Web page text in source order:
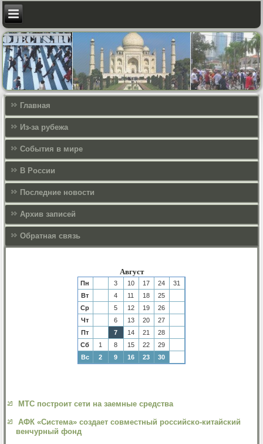
Главная
Из-за рубежа
События в мире
В России
Последние новости
Архив записей
Обратная связь
Август
Пн 3 10 17 24
31
Вт
4 11 18
25
Ср
5 12 19
26
Чт
6 13 20
27
Пт
7 14 21
28
Сб
1 8 15 22
29
Вс
2 9 16 23 30
МТС построит сети на заемные средства
АФК «Система» создает совместный российско-китайский
венчурный фонд